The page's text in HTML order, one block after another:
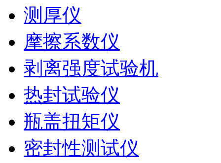
测厚仪
摩擦系数仪
剥离强度试验机
热封试验仪
瓶盖扭矩仪
密封性测试仪